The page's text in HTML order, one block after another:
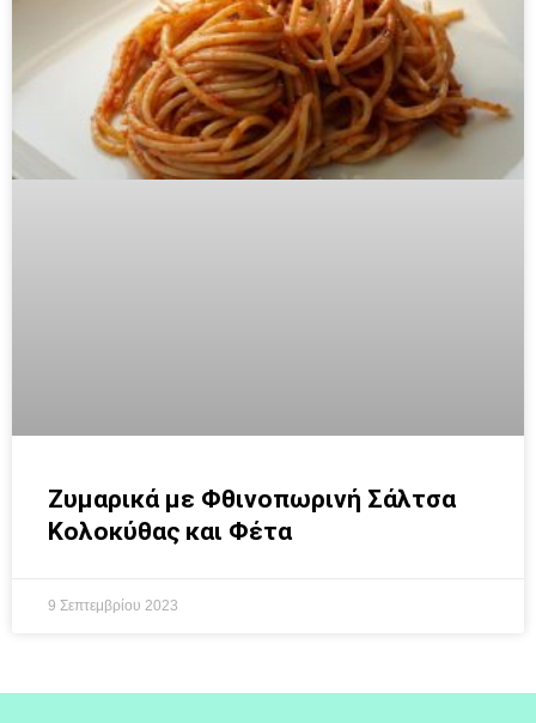
Ζυμαρικά με Φθινοπωρινή Σάλτσα
Κολοκύθας και Φέτα
9 Σεπτεμβρίου 2023